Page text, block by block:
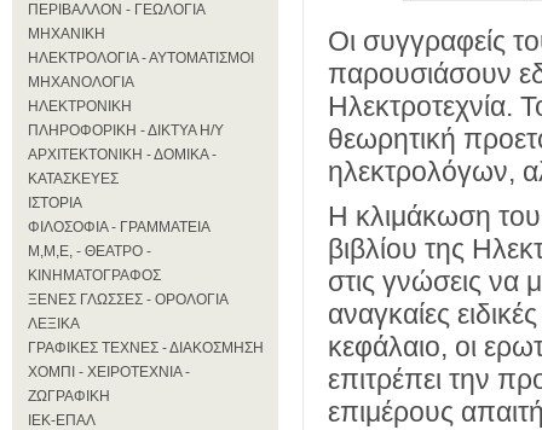
ΠΕΡΙΒΑΛΛΟΝ - ΓΕΩΛΟΓΙΑ
ΜΗΧΑΝΙΚΗ
ΗΛΕΚΤΡΟΛΟΓΙΑ - ΑΥΤΟΜΑΤΙΣΜΟΙ
ΜΗΧΑΝΟΛΟΓΙΑ
ΗΛΕΚΤΡΟΝΙΚΗ
ΠΛΗΡΟΦΟΡΙΚΗ - ΔΙΚΤΥΑ Η/Υ
ΑΡΧΙΤΕΚΤΟΝΙΚΗ - ΔΟΜΙΚΑ -
ΚΑΤΑΣΚΕΥΕΣ
ΙΣΤΟΡΙΑ
ΦΙΛΟΣΟΦΙΑ - ΓΡΑΜΜΑΤΕΙΑ
Μ,Μ,Ε, - ΘΕΑΤΡΟ -
ΚΙΝΗΜΑΤΟΓΡΑΦΟΣ
ΞΕΝΕΣ ΓΛΩΣΣΕΣ - ΟΡΟΛΟΓΙΑ
ΛΕΞΙΚΑ
ΓΡΑΦΙΚΕΣ ΤΕΧΝΕΣ - ΔΙΑΚΟΣΜΗΣΗ
ΧΟΜΠΙ - ΧΕΙΡΟΤΕΧΝΙΑ -
ΖΩΓΡΑΦΙΚΗ
ΙΕΚ-ΕΠΑΛ
Οι συγγραφείς
παρουσιάσουν
Ηλεκτροτεχνία.
θεωρητική
ηλεκτρολόγων,
Η κλιμάκωση του
βιβλίου της
στις γνώσεις να
αναγκαίες
κεφάλαιο, οι
επιτρέπει την
επιμέρους